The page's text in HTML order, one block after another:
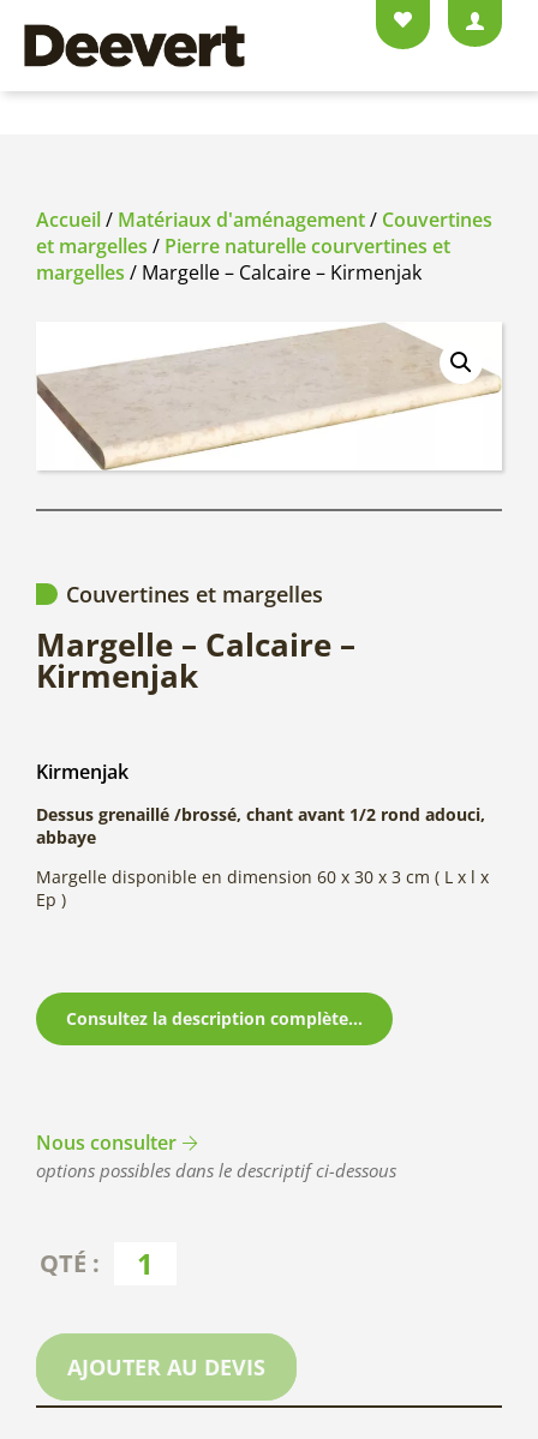
Accueil/ Matériaux d'aménagement/ Couvertines
et margelles / Pierre naturelle courvertines et
margelles / Margelle – Calcaire – Kirmenjak
Couvertines et margelles
Margelle – Calcaire –
Kirmenjak
Kirmenjak
Dessus grenaillé /brossé, chant avant 1/2 rond adouci,
abbaye
Margelle disponible en dimension 60 x 30 x 3 cm ( L x l x
Ep )
Consultez la description complète...
Nous consulter
options possibles dans le descriptif ci-dessous
AJOUTER AU DEVIS